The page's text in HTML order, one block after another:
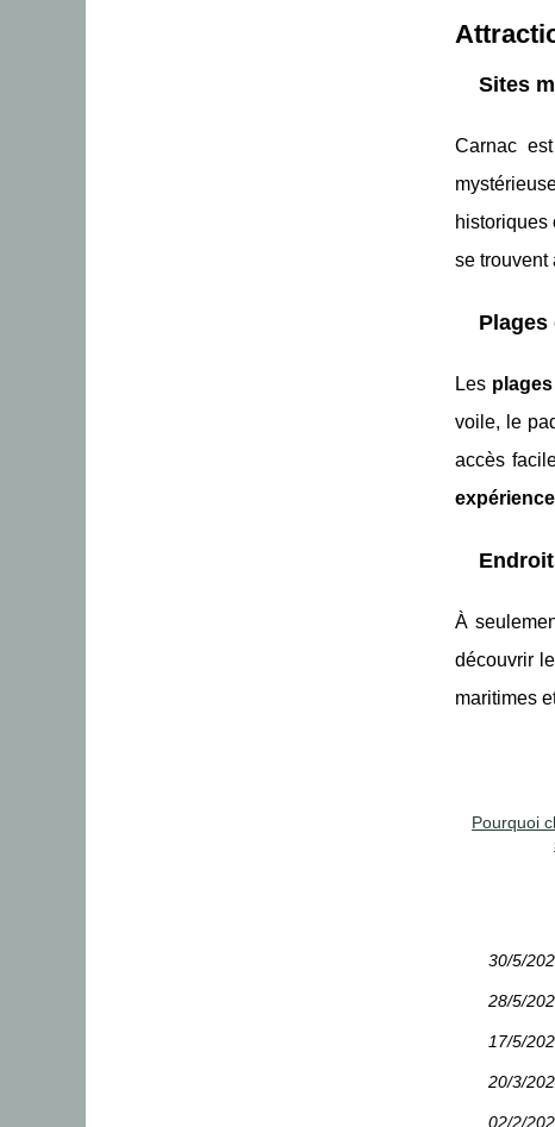
Sites
Carnac
historiques
se trouvent
Les
voile, le
accès
À
découvrir le
maritimes
Pourquoi
30/5/
28/5/
17/5/
20/3/
02/2/